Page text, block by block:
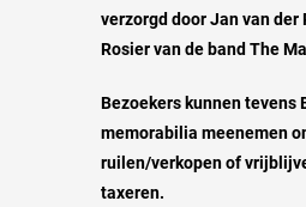
verzorgd door Jan van der
Rosier van de band The
Bezoekers kunnen tevens
memorabilia meenemen
ruilen/verkopen of
taxeren.